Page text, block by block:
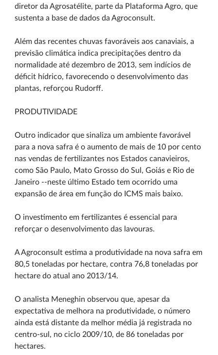
diretor da Agrosatélite, parte da Plataforma Agro, que
sustenta a base de dados da Agroconsult.
Além das recentes chuvas favoráveis aos canaviais, a
previsão climática indica precipitações dentro da
normalidade até dezembro de 2013, sem indícios de
déficit hídrico, favorecendo o desenvolvimento das
plantas, reforçou Rudorff.
PRODUTIVIDADE
Outro indicador que sinaliza um ambiente favorável
para a nova safra é o aumento de mais de 10 por cento
nas vendas de fertilizantes nos Estados canavieiros,
como São Paulo, Mato Grosso do Sul, Goiás e Rio de
Janeiro --neste último Estado tem ocorrido uma
expansão de área em função do ICMS mais baixo.
O investimento em fertilizantes é essencial para
reforçar o desenvolvimento das lavouras.
A Agroconsult estima a produtividade na nova safra em
80,5 toneladas por hectare, contra 76,8 toneladas por
hectare do atual ano 2013/14.
O analista Meneghin observou que, apesar da
expectativa de melhora na produtividade, o número
ainda está distante da melhor média já registrada no
centro-sul, no ciclo 2009/10, de 86 toneladas por
hectares.